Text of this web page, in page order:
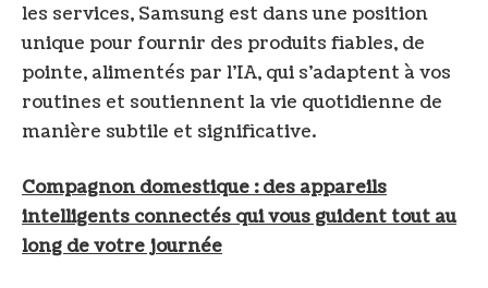
les services, Samsung est dans une position
unique pour fournir des produits fiables, de
pointe, alimentés par l’IA, qui s’adaptent à vos
routines et soutiennent la vie quotidienne de
manière subtile et significative.
Compagnon domestique : des appareils
intelligents connectés qui vous guident tout au
long de votre journée